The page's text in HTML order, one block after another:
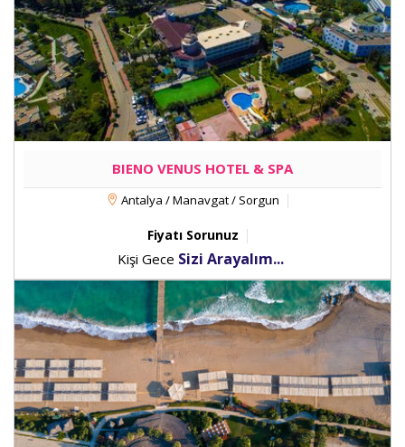
BIENO VENUS HOTEL & SPA
Antalya / Manavgat / Sorgun
Fiyatı Sorunuz
Kişi Gece Sizi Arayalım...